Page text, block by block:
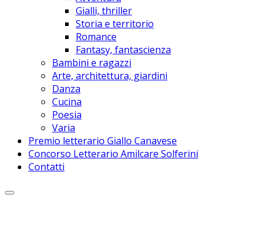
Gialli, thriller
Storia e territorio
Romance
Fantasy, fantascienza
Bambini e ragazzi
Arte, architettura, giardini
Danza
Cucina
Poesia
Varia
Premio letterario Giallo Canavese
Concorso Letterario Amilcare Solferini
Contatti